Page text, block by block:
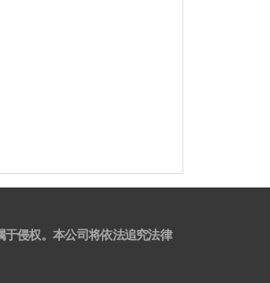
侵权。本公司将依法追究法律